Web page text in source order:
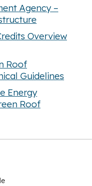
Agency –
Overview
Roof
Guidelines
Energy
Roof